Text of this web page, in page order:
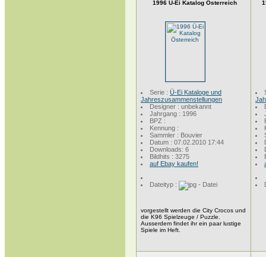
1996 Ü-Ei Katalog Österreich
Serie : Ü-Ei Kataloge und
Jahreszusammenstellungen
Designer : unbekannt
Jahrgang : 1996
BPZ :
Kennung :
Sammler : Bouvier
Datum : 07.02.2010 17:44
Downloads: 6
Bildhits : 3275
auf Ebay kaufen!
Dateityp :
vorgestellt werden die City Crocos und
die K96 Spielzeuge / Puzzle.
Ausserdem findet ihr ein paar lustige
Spiele im Heft.